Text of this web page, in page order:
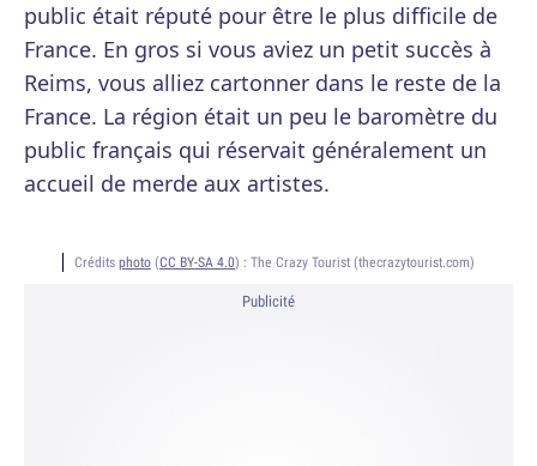
public était réputé pour être le plus difficile de
France. En gros si vous aviez un petit succès à
Reims, vous alliez cartonner dans le reste de la
France. La région était un peu le baromètre du
public français qui réservait généralement un
accueil de merde aux artistes.
Crédits photo (CC BY-SA 4.0) : The Crazy Tourist (thecrazytourist.com)
Publicité